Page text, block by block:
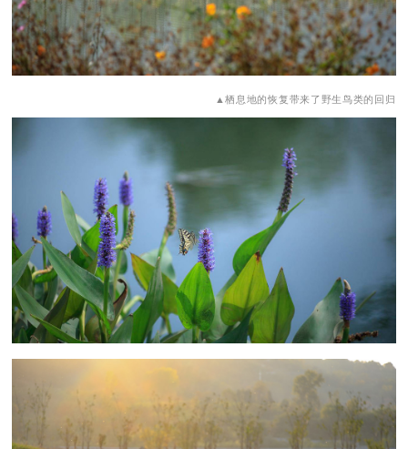
▲栖息地的恢复带来了野生鸟类的回归